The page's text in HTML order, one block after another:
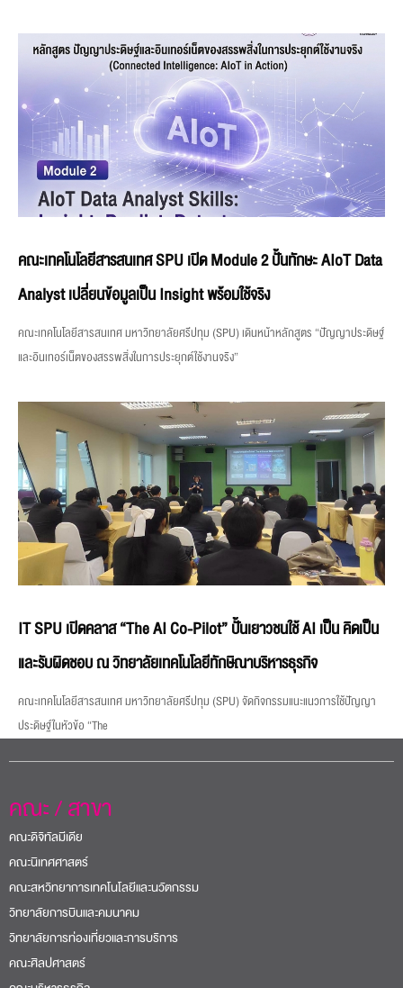
คณะเทคโนโลยีสารสนเทศ SPU เปิด Module 2 ปั้นทักษะ AIoT Data
Analyst เปลี่ยนข้อมูลเป็น Insight พร้อมใช้จริง
คณะเทคโนโลยีสารสนเทศ มหาวิทยาลัยศรีปทุม (SPU) เดินหน้าหลักสูตร “ปัญญาประดิษฐ์
และอินเทอร์เน็ตของสรรพสิ่งในการประยุกต์ใช้งานจริง”
IT SPU เปิดคลาส “The AI Co-Pilot” ปั้นเยาวชนใช้ AI เป็น คิดเป็น
และรับผิดชอบ ณ วิทยาลัยเทคโนโลยีทักษิณาบริหารธุรกิจ
คณะเทคโนโลยีสารสนเทศ มหาวิทยาลัยศรีปทุม (SPU) จัดกิจกรรมแนะแนวการใช้ปัญญา
ประดิษฐ์ในหัวข้อ “The
คณะ / สาขา
คณะดิจิทัลมีเดีย
คณะนิเทศศาสตร์
คณะสหวิทยาการเทคโนโลยีและนวัตกรรม
วิทยาลัยการบินและคมนาคม
วิทยาลัยการท่องเที่ยวและการบริการ
คณะศิลปศาสตร์